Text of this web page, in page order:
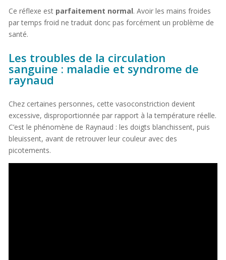
Ce réflexe est parfaitement normal. Avoir les mains froides
par temps froid ne traduit donc pas forcément un problème de
santé.
Les troubles de la circulation
sanguine : maladie et syndrome de
raynaud
Chez certaines personnes, cette vasoconstriction devient
excessive, disproportionnée par rapport à la température réelle.
C’est le phénomène de Raynaud : les doigts blanchissent, puis
bleuissent, avant de retrouver leur couleur avec des
picotements.